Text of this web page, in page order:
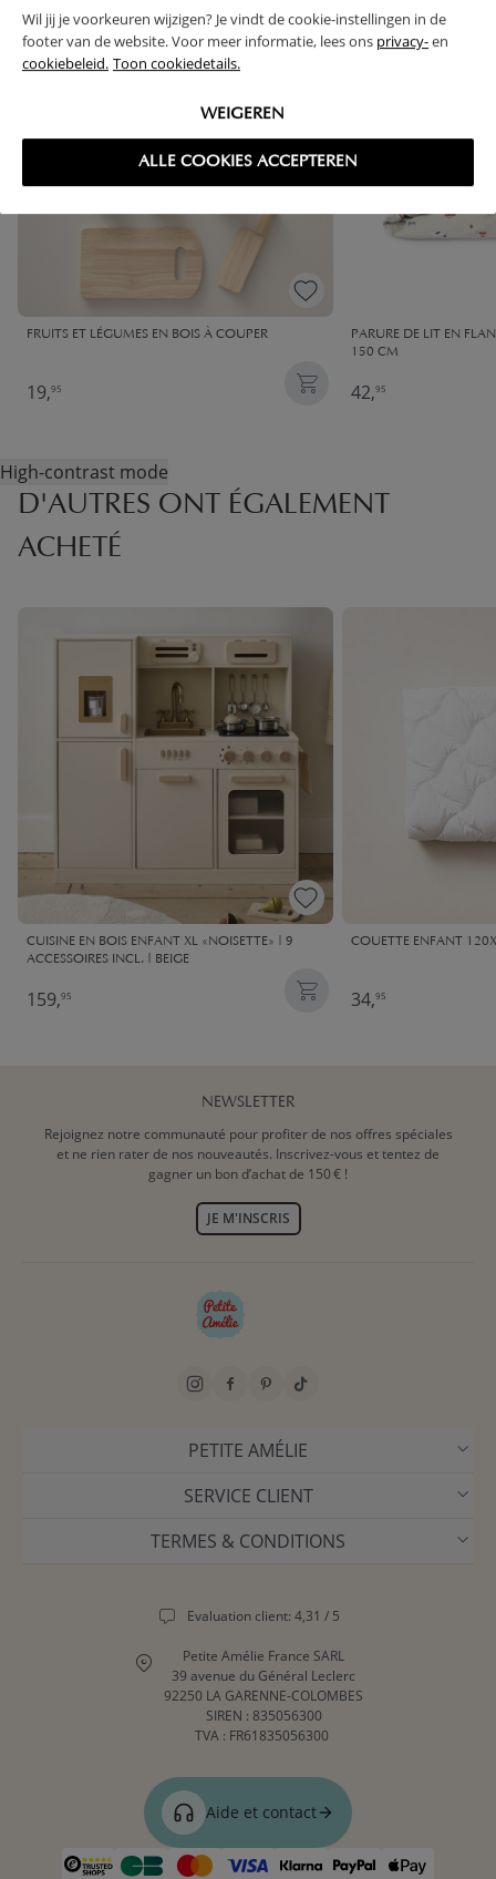
Wil jij je voorkeuren wijzigen? Je vindt de cookie-instellingen in de
footer van de website. Voor meer informatie, lees ons privacy-en
cookiebeleid. Toon cookiedetails.
WEIGEREN
ALLE COOKIES ACCEPTEREN
FRUITS ET LÉGUMES EN BOIS À COUPER
19,95
PARURE DE LIT EN
150 CM
42,95
High-contrast mode
D'AUTRES ONT ÉGALEMENT
ACHETÉ
CUISINE EN BOIS ENFANT XL «NOISETTE» | 9
ACCESSOIRES INCL. | BEIGE
159,95
COUETTE ENFANT
34,95
NEWSLETTER
Rejoignez notre communauté pour profiter de nos offres spéciales
et ne rien rater de nos nouveautés. Inscrivez-vous et tentez de
gagner un bon d’achat de 150 € !
JE M'INSCRIS
PETITE AMÉLIE
SERVICE CLIENT
TERMES & CONDITIONS
Evaluation client: 4,31 / 5
Petite Amélie France SARL
39 avenue du Général Leclerc
92250 LA GARENNE-COLOMBES
SIREN : 835056300
TVA : FR61835056300
Aide et contact